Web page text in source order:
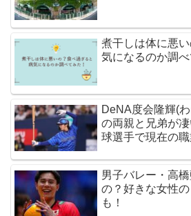
煮干しは体に悪
気になるのか調べ
DeNA度会隆輝(
の両親と兄弟が
球選手で現在の職
男子バレー・高
の？好きな女性
も！